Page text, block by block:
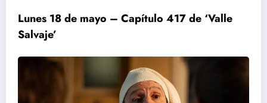
Lunes 18 de mayo – Capítulo 417 de ‘Valle
Salvaje’